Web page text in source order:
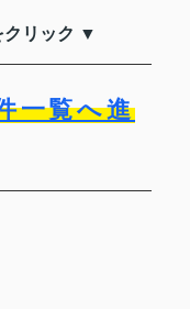
クリック ▼
一覧へ進